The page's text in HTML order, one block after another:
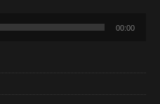
00:00